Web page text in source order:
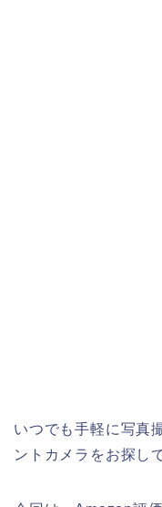
いつでも手軽に写真
ントカメラをお探し